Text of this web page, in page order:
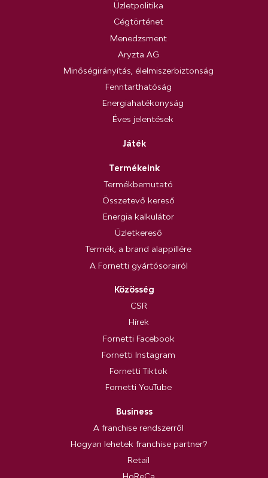
Üzletpolitika
Cégtörténet
Menedzsment
Aryzta AG
Minőségirányítás, élelmiszerbiztonság
Fenntarthatóság
Energiahatékonyság
Éves jelentések
Játék
Termékeink
Termékbemutató
Összetevő kereső
Energia kalkulátor
Üzletkereső
Termék, a brand alappillére
A Fornetti gyártósorairól
Közösség
CSR
Hírek
Fornetti Facebook
Fornetti Instagram
Fornetti Tiktok
Fornetti YouTube
Business
A franchise rendszerről
Hogyan lehetek franchise partner?
Retail